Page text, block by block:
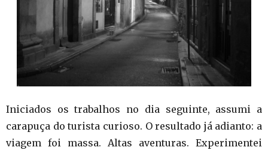
Iniciados os trabalhos no dia seguinte, assumi a
carapuça do turista curioso. O resultado já adianto: a
viagem foi massa. Altas aventuras. Experimentei